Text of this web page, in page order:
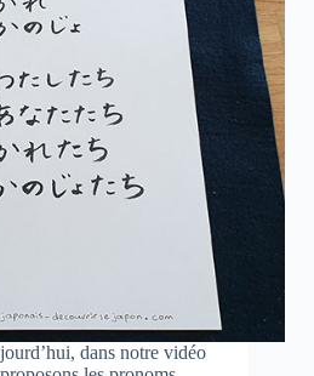
dans notre vidéo